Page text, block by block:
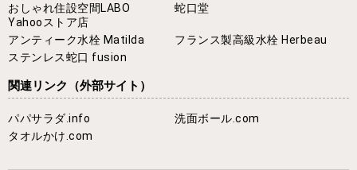
おしゃれ住設空間LABO
Yahooストア店
蛇口堂
アンティーク水栓 Matilda
フランス製高級水栓 Herbeau
ステンレス蛇口 fusion
関連リンク （外部サイト）
パパサラダ.info
洗面ボール.com
タオルかけ.com